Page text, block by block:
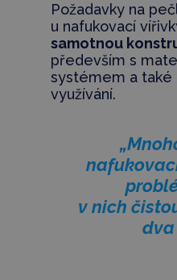
Požadavky na
u nafukovací
samotnou
především s
systémem a také
využívání.
v nich
dva